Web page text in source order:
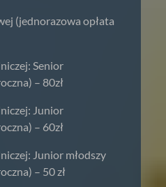
(jednorazowa opłata
Senior
– 80zł
Junior
– 60zł
Junior młodszy
– 50 zł